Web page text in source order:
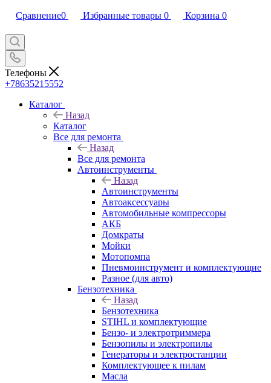
Сравнение0 Избранные товары 0 Корзина 0
Телефоны
+78635215552
Каталог
Назад
Каталог
Все для ремонта
Назад
Все для ремонта
Автоинструменты
Назад
Автоинструменты
Автоаксессуары
Автомобильные компрессоры
АКБ
Домкраты
Мойки
Мотопомпа
Пневмоинструмент и комплектующие
Разное (для авто)
Бензотехника
Назад
Бензотехника
STIHL и комплектующие
Бензо- и электротриммера
Бензопилы и электропилы
Генераторы и электростанции
Комплектующее к пилам
Масла